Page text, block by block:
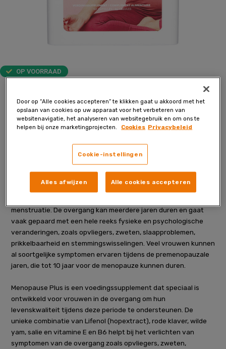
OP VOORRAAD
Menopauze product
Glutenvrij, suikervrij, lactosevrij, zuivelvrij, veganistisch
De overgang is een natuurlijke fase in het leven die elke vrouw
op een bepaald moment in haar leven meemaakt, meestal
afname en uiteindelijk stopzetting van de productie van
menstruatie. De overgang kan meerdere jaren duren en gaat
vaak gepaard met een hele reeks fysieke en psychologische
veranderingen, zoals opvliegers, zweten, slaapproblemen,
prikkelbaarheid en stemmingswisselingen. Veel vrouwen kunnen
al soortgelijke symptomen ervaren tijdens de premenopauzale
jaren, die tot 10 jaar voor de menopauze kunnen duren.
Menopause Plus is een voedingssupplement dat speciaal is
ontwikkeld voor vrouwen in de overgang om hun
levenskwaliteit tijdens deze periode te ondersteunen. De
unieke combinatie van Lifenol (hopextract), rode klaver, wilde
yam, salie en vitamine E en B6 helpt bij het verlichten van
symptomen van de overgang zoals opvliegers, zweten,
Door op “Alle cookies accepteren” te klikken gaat u akkoord met het
opslaan van cookies op uw apparaat voor het verbeteren van
websitenavigatie, het analyseren van websitegebruik en om ons te
helpen bij onze marketingprojecten.
Cookies Privacybeleid
Cookie-instellingen
Alles afwijzen Alle cookies accepteren